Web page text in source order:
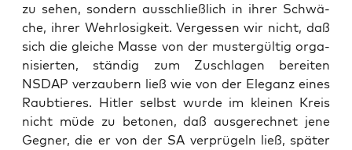
zu sehen, son­dern aus­schließ­lich in ihrer Schwä­
che, ihrer Wehr­lo­sig­keit. Ver­ges­sen wir nicht, daß
sich die glei­che Mas­se von der mus­ter­gül­tig orga­
ni­sier­ten, stän­dig zum Zuschla­gen berei­ten
NSDAP ver­zau­bern ließ wie von der Ele­ganz eines
Raub­tie­res. Hit­ler selbst wur­de im klei­nen Kreis
nicht müde zu beto­nen, daß aus­ge­rech­net jene
Geg­ner, die er von der SA ver­prü­geln ließ, spä­ter